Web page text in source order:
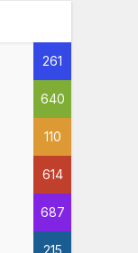
261
640
110
614
687
215